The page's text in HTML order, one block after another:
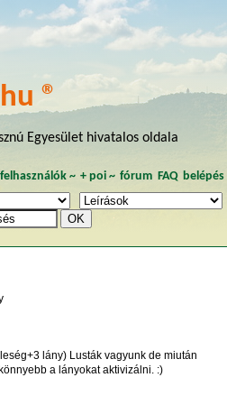
®
Egyesület hivatalos oldala
felhasználók~ + poi~ fórum FAQ belépés
lány) Lusták vagyunk de miután
a lányokat aktivizálni. :)